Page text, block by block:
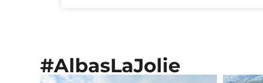
#AlbasLaJolie